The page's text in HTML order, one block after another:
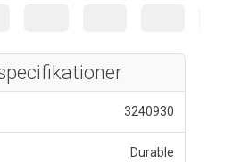
3240930
Durable